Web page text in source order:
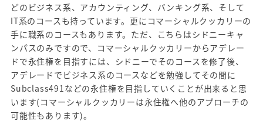
どのビジネス系、アカウンティング、バンキング系、そして
IT系のコースも持っています。更にコマーシャルクッカリーの
手に職系のコースもあります。ただ、こちらはシドニーキャ
ンパスのみですので、コマーシャルクッカリーからアデレー
ドで永住権を目指すには、シドニーでそのコースを修了後、
アデレードでビジネス系のコースなどを勉強してその間に
Subclass491などの永住権を目指していくことが出来ると思
います(コマーシャルクッカリーは永住権へ他のアプローチの
可能性もあります)。